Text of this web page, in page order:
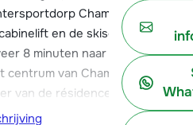
Champagny en
en de skischool. De
8 minuten naar de pistes van
van Champagny en
van de résidence vandaan. Je
diverse (sport)winkels,